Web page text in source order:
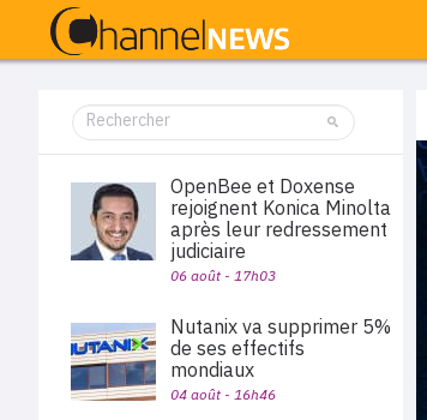
OpenBee et Doxense
rejoignent Konica Minolta
après leur redressement
judiciaire
06 août - 17h03
Nutanix va supprimer 5%
de ses effectifs
mondiaux
04 août - 16h46